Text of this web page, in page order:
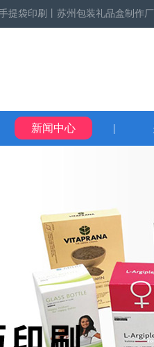
提袋印刷 丨苏州包装礼品盒制作
新闻中心 |